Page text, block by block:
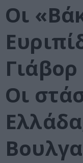
Οι
Οι